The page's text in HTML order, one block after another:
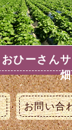
おひーさん
畑
お問い合